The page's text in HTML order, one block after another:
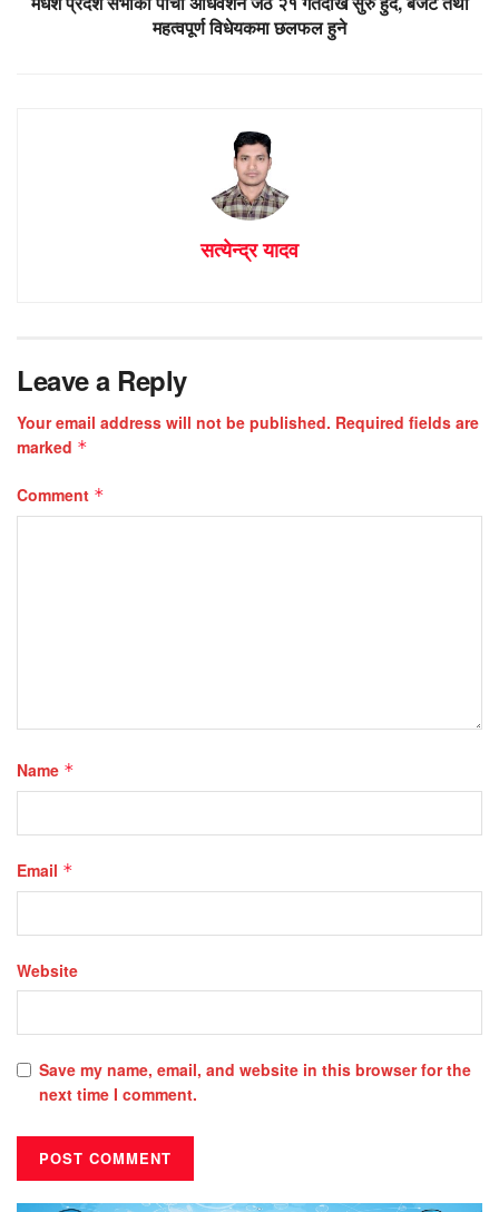
महत्वपूर्ण विधेयकमा छलफल हुने
सत्येन्द्र यादव
Leave a Reply
Your email address will not be published. Required fields are
marked *
Comment *
Name *
Email *
Website
Save my name, email, and website in this browser for the
next time I comment.